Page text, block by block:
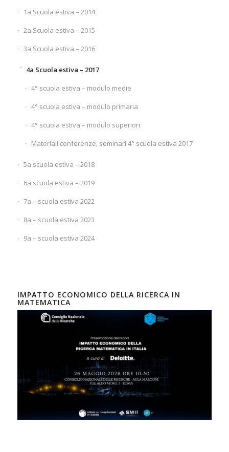
1a Scuola estiva – 2014
2a Scuola estiva – 2015
3a Scuola estiva – 2016
4a Scuola estiva – 2017
4° scuola estiva – modulo medie
4° scuola estiva – modulo primaria
4° scuola estiva – modulo superiori
Materiali conferenze, seminari 4° scuola estiva 2017
5a scuola estiva – 2018
6a scuola estiva – 2019
7a – scuola estiva 2022
8a – scuola estiva 2023
9a – scuola estiva 2024
IMPATTO ECONOMICO DELLA RICERCA IN
MATEMATICA